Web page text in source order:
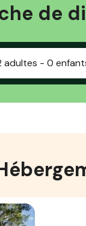
de
adultes - 0